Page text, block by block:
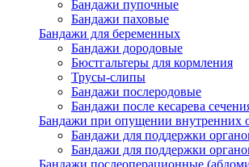
Бандажи пупочные
Бандажи паховые
Бандажи для беременных
Бандажи дородовые
Бюстгальтеры для кормления
Трусы-слипы
Бандажи послеродовые
Бандажи после кесарева
Бандажи при опущении внутренних
Бандажи для поддержки
Бандажи для поддержки
Бандажи послеоперационные